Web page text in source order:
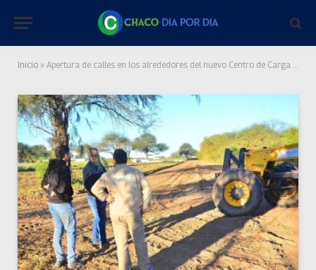
Inicio » Apertura de calles en los alrededores del nuevo Centro de Carga y Descarga de mercaderías, de Juan José Castelli